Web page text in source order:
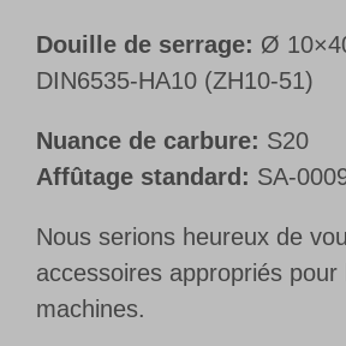
Douille de serrage: Ø
DIN6535-HA10 (ZH10-51)
Nuance de carbure: S20
Affûtage standard: SA-
Nous serions heureux de
accessoires appropriés
machines.